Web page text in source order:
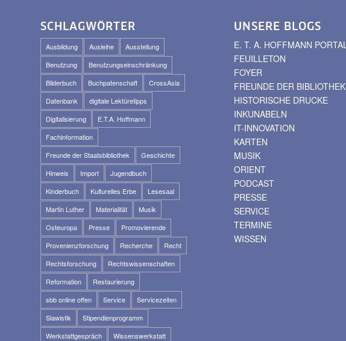
SCHLAGWÖRTER
Ausbildung Ausleihe
Ausstellung
Benutzung
Benutzungseinschränkung
Bilderbuch
Buchpatenschaft
CrossAsia
Datenbank
digitale Lektüretipps
Digitalisierung
E.T.A. Hoffmann
Fachinformation
Freunde der Staatsbibliothek
Geschichte
Hinweis
Import
Jugendbuch
Kinderbuch
Kulturelles Erbe
Lesesaal
Martin Luther
Materialität
Musik
Osteuropa
Presse
Promovierende
Provenienzforschung
Recherche
Recht
Rechtsforschung
Rechtswissenschaften
Reformation
Restaurierung
sbb online offen
Service
Servicezeiten
Slawistik
Stipendienprogramm
Werkstattgespräch
Wissenswerkstatt
UNSERE BLOGS
E. T. A. HOFFMANN PORTAL
FEUILLETON
FOYER
FREUNDE DER BIBLIOTHEK
HISTORISCHE DRUCKE
INKUNABELN
IT-INNOVATION
KARTEN
MUSIK
ORIENT
PODCAST
PRESSE
SERVICE
TERMINE
WISSEN